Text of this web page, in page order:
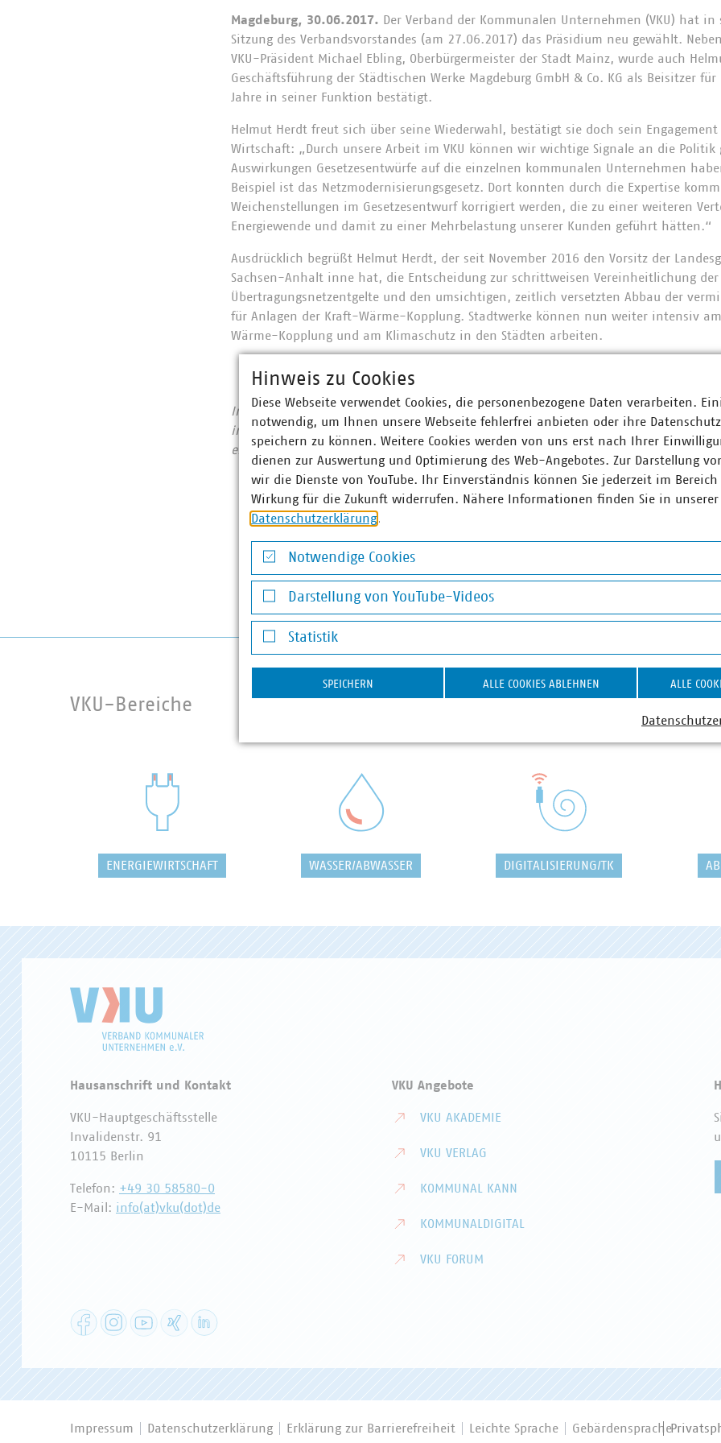
Magdeburg, 30.06.2017. Der Verband der Kommunalen Unternehmen (VKU) hat in
Sitzung des Verbandsvorstandes (am 27.06.2017) das Präsidium neu gewählt.
VKU-Präsident Michael Ebling, Oberbürgermeister der Stadt Mainz, wurde auch
Geschäftsführung der Städtischen Werke Magdeburg GmbH & Co. KG als Beisitzer
Jahre in seiner Funktion bestätigt.
Helmut Herdt freut sich über seine Wiederwahl, bestätigt sie doch sein
Wirtschaft: „Durch unsere Arbeit im VKU können wir wichtige Signale an die Politik
Auswirkungen Gesetzesentwürfe auf die einzelnen kommunalen Unternehmen
Beispiel ist das Netzmodernisierungsgesetz. Dort konnten durch die Expertise
Weichenstellungen im Gesetzesentwurf korrigiert werden, die zu einer weiteren
Energiewende und damit zu einer Mehrbelastung unserer Kunden geführt hätten.“
Ausdrücklich begrüßt Helmut Herdt, der seit November 2016 den Vorsitz der
Sachsen-Anhalt inne hat, die Entscheidung zur schrittweisen Vereinheitlichung der
Übertragungsnetzentgelte und den umsichtigen, zeitlich versetzten Abbau der
für Anlagen der Kraft-Wärme-Kopplung. Stadtwerke können nun weiter intensiv
Wärme-Kopplung und am Klimaschutz in den Städten arbeiten.
In Sachsen-Anhalt sind 47 kommunale Unternehmen im VKU organisiert. Die
in Sachsen-Anhalt leisten jährlich Investitionen in Höhe von über 224 Millionen
einen Umsatz von über 2,3 Milliarden Euro und sind wichtiger Arbeitgeber für
VKU-Bereiche
ENERGIEWIRTSCHAFT WASSER/ABWASSER DIGITALISIERUNG/TK
Hausanschrift und Kontakt
VKU-Hauptgeschäftsstelle
Invalidenstr. 91
10115 Berlin
Telefon: +49 30 58580-0
E-Mail: info(at)vku(dot)de
VKU Angebote
VKU AKADEMIE
VKU VERLAG
KOMMUNAL KANN
KOMMUNALDIGITAL
VKU FORUM
FacebookInstagramYouTube XING
Impressum Datenschutzerklärung Erklärung zur Barrierefreiheit Leichte Sprache Gebärdensprache
Hinweis zu Cookies
Diese Webseite verwendet Cookies, die personenbezogene Daten verarbeiten.
notwendig, um Ihnen unsere Webseite fehlerfrei anbieten oder ihre
speichern zu können. Weitere Cookies werden von uns erst nach Ihrer
dienen zur Auswertung und Optimierung des Web-Angebotes. Zur Darstellung
wir die Dienste von YouTube. Ihr Einverständnis können Sie jederzeit im
Wirkung für die Zukunft widerrufen. Nähere Informationen finden Sie in unserer
Datenschutzerklärung.
Notwendige Cookies
Notwendige Cookies
Darstellung von YouTube-Videos
Darstellung von YouTube-Videos
Statistik
Statistik
SPEICHERN ALLE COOKIES ABLEHNEN ALLE